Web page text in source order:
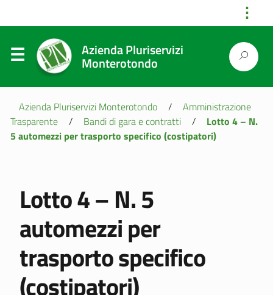
⋮
Azienda Pluriservizi
Monterotondo
Azienda Pluriservizi Monterotondo /
Amministrazione
Trasparente
/ Bandi di gara e contratti /
Lotto 4 – N.
5 automezzi per trasporto specifico (costipatori)
Lotto 4 – N. 5
automezzi per
trasporto specifico
(costipatori)